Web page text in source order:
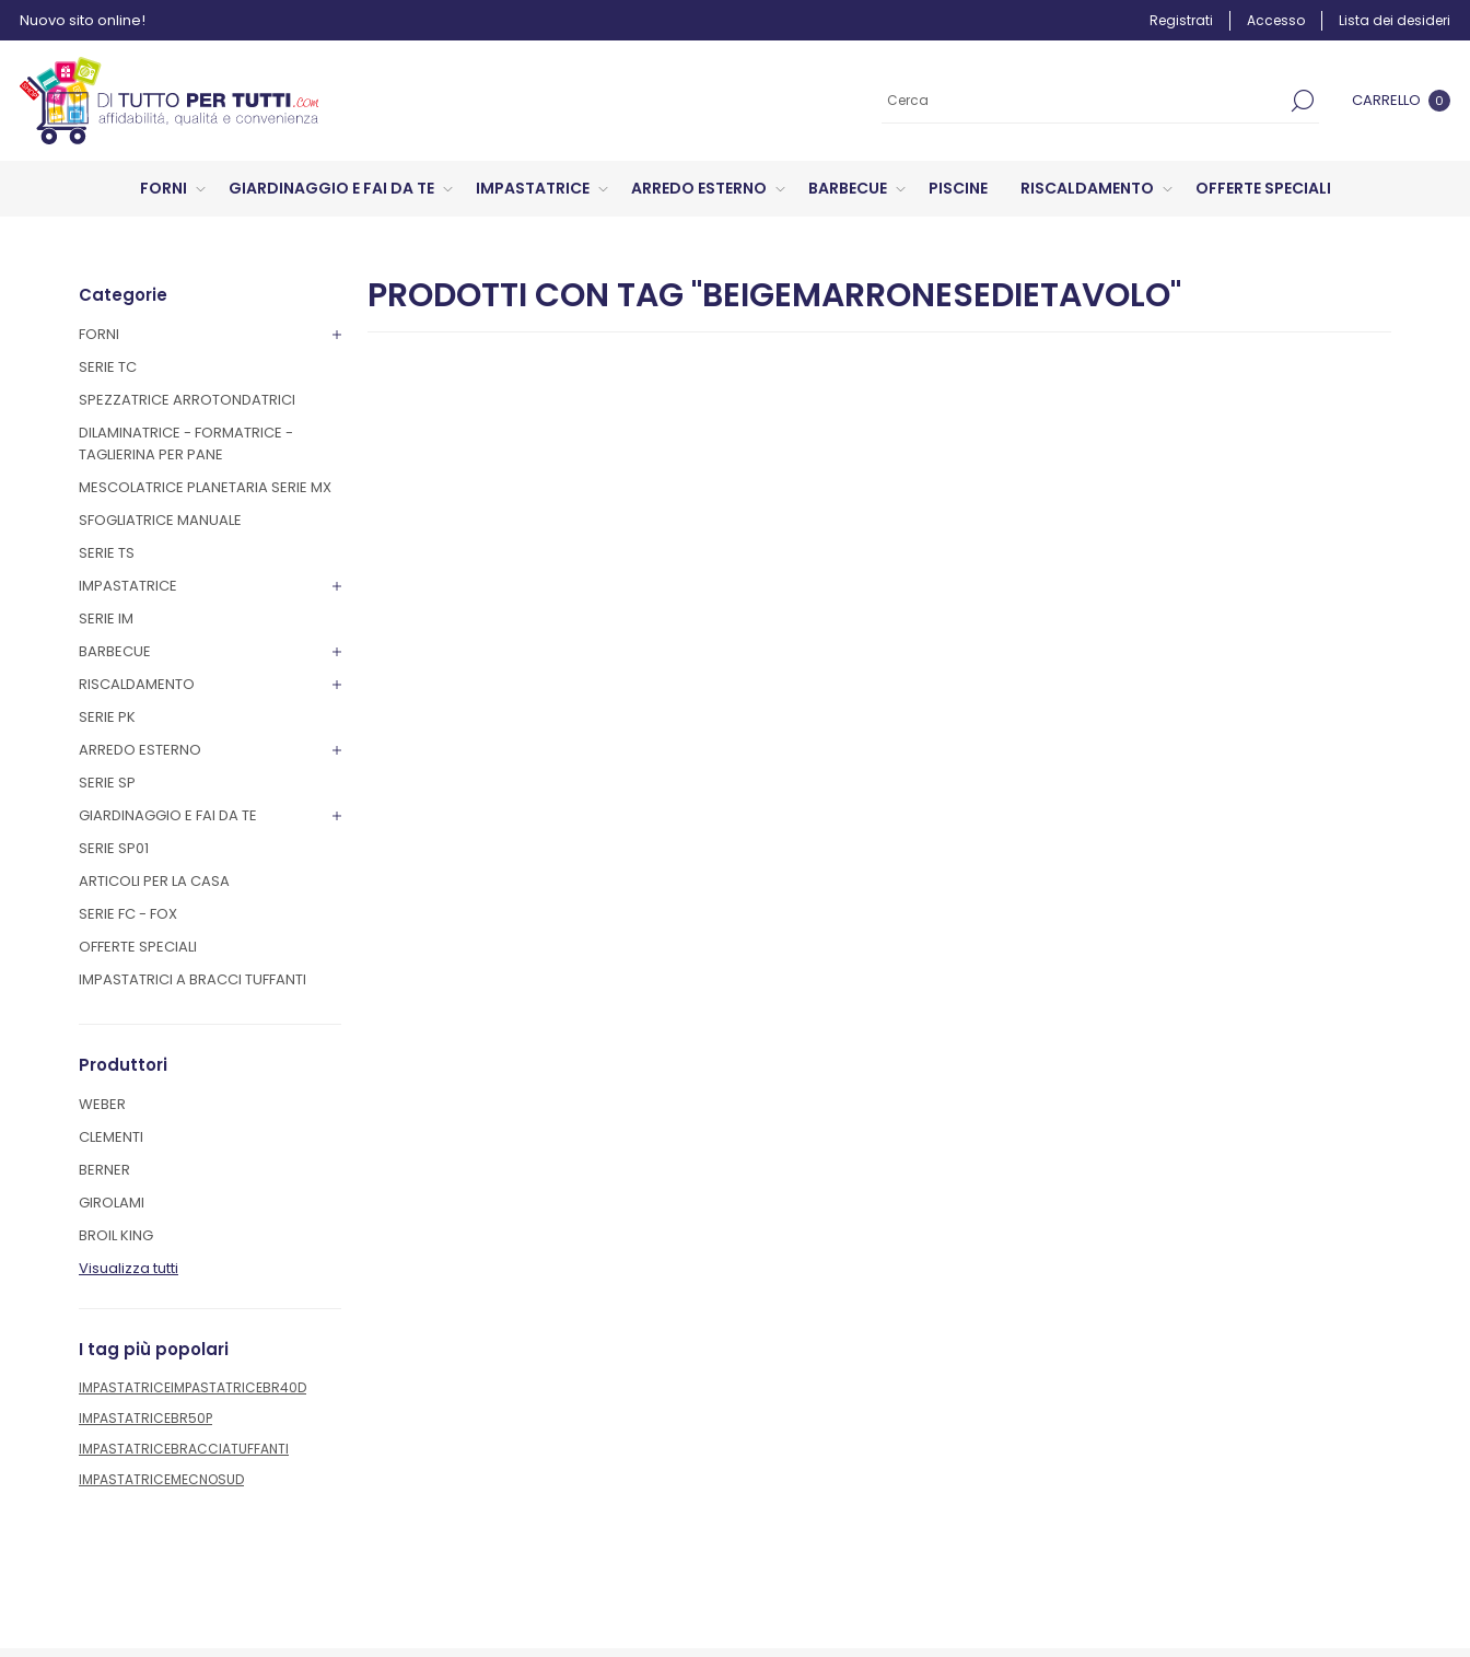
Nuovo sito online! Registrati Accesso Lista dei desideri
CARRELLO 0
FORNI GIARDINAGGIO E FAI DA TE IMPASTATRICE ARREDO ESTERNO BARBECUE PISCINE RISCALDAMENTO OFFERTE SPECIALI
Categorie
FORNI
SERIE TC
SPEZZATRICE ARROTONDATRICI
DILAMINATRICE - FORMATRICE -
TAGLIERINA PER PANE
MESCOLATRICE PLANETARIA SERIE MX
SFOGLIATRICE MANUALE
SERIE TS
IMPASTATRICE
SERIE IM
BARBECUE
RISCALDAMENTO
SERIE PK
ARREDO ESTERNO
SERIE SP
GIARDINAGGIO E FAI DA TE
SERIE SP01
ARTICOLI PER LA CASA
SERIE FC - FOX
OFFERTE SPECIALI
IMPASTATRICI A BRACCI TUFFANTI
Produttori
WEBER
CLEMENTI
BERNER
GIROLAMI
BROIL KING
Visualizza tutti
I tag più popolari
IMPASTATRICEIMPASTATRICEBR40D
IMPASTATRICEBR50P
IMPASTATRICEBRACCIATUFFANTI
IMPASTATRICEMECNOSUD
PRODOTTI CON TAG "BEIGEMARRONESEDIETAVOLO"